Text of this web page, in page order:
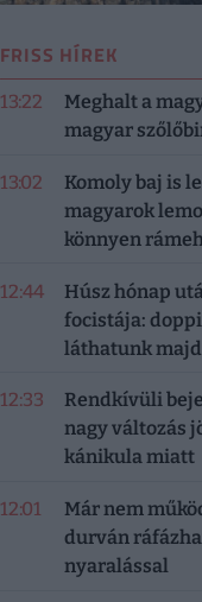
FRISS HÍREK
13:22
Meghalt a
magyar
13:02
Komoly baj is
magyarok
könnyen
12:44
Húsz hónap
focistája:
láthatunk
12:33
Rendkívüli
nagy változás
kánikula miatt
12:01
Már nem
durván
nyaralással